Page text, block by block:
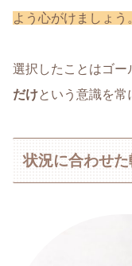
よう心がけましょう
選択したことはゴー
だけという意識を常
状況に合わせ